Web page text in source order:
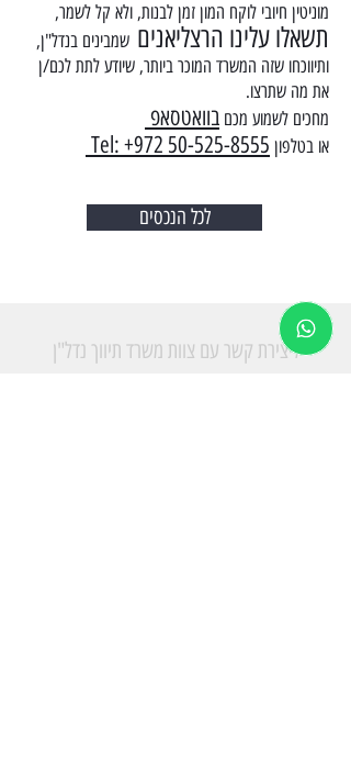
מוניטין חיובי לוקח המון זמן לבנות, ולא קל לשמר,
תשאלו עלינו הרצליאנים שמבינים בנדל"ן,
ותיווכחו שזה המשרד המוכר ביותר, שיודע לתת לכם/ן
את מה שתרצו.
מחכים לשמוע מכם בוואטסאפ
או בטלפון Tel: +972 50-525-8555
לכל הנכסים
ליצירת קשר עם צוות משרד תיווך נדל"ן